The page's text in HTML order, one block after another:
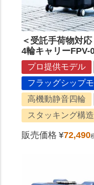
＜受託手荷物対
4輪キャリーFPV-
プロ提供モデル
フラッグシップ
高機動静音四輪
スタッキング構造
販売価格 ¥72,490